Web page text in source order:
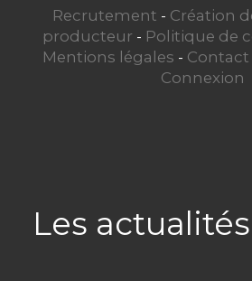
Recrutement - Création
producteur - Politique de
Mentions légales - Contact
Connexion
Les actualités